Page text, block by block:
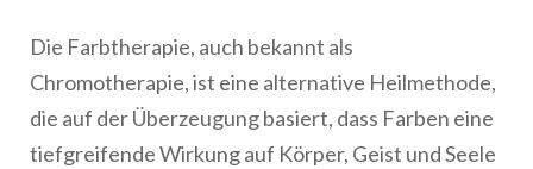
Die Farbtherapie, auch bekannt als
Chromotherapie, ist eine alternative Heilmethode,
die auf der Überzeugung basiert, dass Farben eine
tiefgreifende Wirkung auf Körper, Geist und Seele